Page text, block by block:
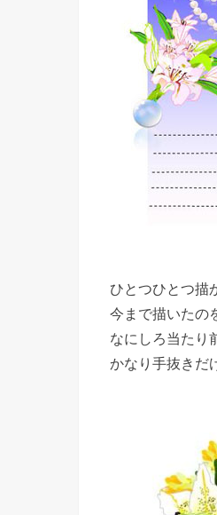
ひとつひとつ描
今まで描いたの
なにしろ当たり
かなり手抜きだ